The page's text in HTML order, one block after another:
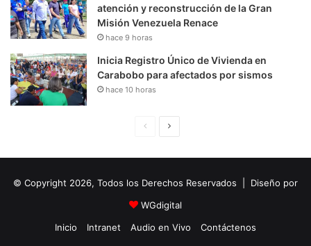
atención y reconstrucción de la Gran
Misión Venezuela Renace
hace 9 horas
Inicia Registro Único de Vivienda en
Carabobo para afectados por sismos
hace 10 horas
i
n
a
u
i
e
© Copyright 2026, Todos los Derechos Reservados | Diseño por
WGdigital
Inicio
Intranet Audio en Vivo
Contáctenos